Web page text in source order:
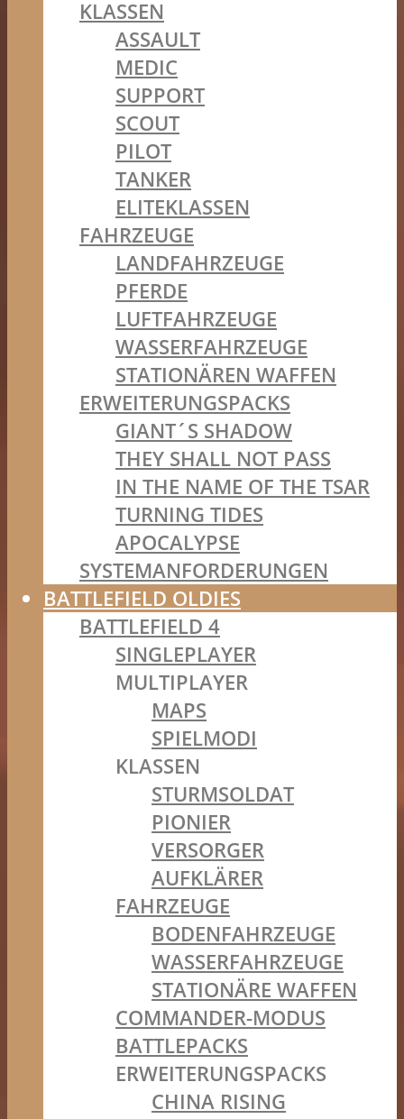
KLASSEN
ASSAULT
MEDIC
SUPPORT
SCOUT
PILOT
TANKER
ELITEKLASSEN
FAHRZEUGE
LANDFAHRZEUGE
PFERDE
LUFTFAHRZEUGE
WASSERFAHRZEUGE
STATIONÄREN WAFFEN
ERWEITERUNGSPACKS
GIANT´S SHADOW
THEY SHALL NOT PASS
IN THE NAME OF THE TSAR
TURNING TIDES
APOCALYPSE
SYSTEMANFORDERUNGEN
BATTLEFIELD OLDIES
BATTLEFIELD 4
SINGLEPLAYER
MULTIPLAYER
MAPS
SPIELMODI
KLASSEN
STURMSOLDAT
PIONIER
VERSORGER
AUFKLÄRER
FAHRZEUGE
BODENFAHRZEUGE
WASSERFAHRZEUGE
STATIONÄRE WAFFEN
COMMANDER-MODUS
BATTLEPACKS
ERWEITERUNGSPACKS
CHINA RISING